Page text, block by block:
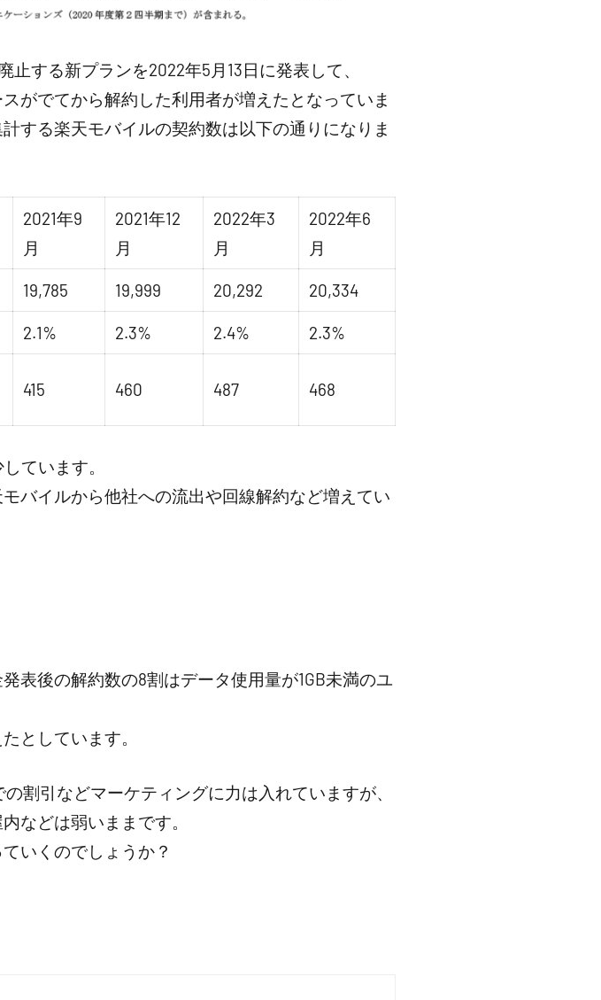
する新プランを2022年5月13日に発表して、
がでてから解約した利用者が増えたとなっていま
する楽天モバイルの契約数は以下の通りになりま
2021年9
月
2021年12
月
2022年3
月
2022年6
月
19,785 19,999 20,292 20,334
2.1% 2.3% 2.4% 2.3%
415 460 487 468
ています。
バイルから他社への流出や回線解約など増えてい
表後の解約数の8割はデータ使用量が1GB未満のユ
としています。
割引などマーケティングに力は入れていますが、
などは弱いままです。
いくのでしょうか？